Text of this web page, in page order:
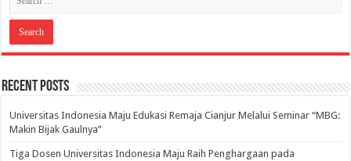
Recent Posts
Universitas Indonesia Maju Edukasi Remaja Cianjur Melalui Seminar “MBG:
Makin Bijak Gaulnya”
Tiga Dosen Universitas Indonesia Maju Raih Penghargaan pada